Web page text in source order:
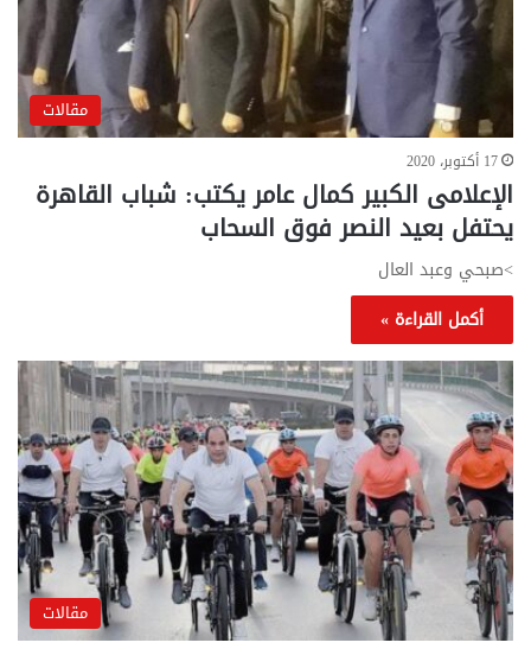
مقالات
17 أكتوبر، 2020
الإعلامى الكبير كمال عامر يكتب: شباب القاهرة
يحتفل بعيد النصر فوق السحاب
>صبحي وعبد العال
أكمل القراءة »
مقالات